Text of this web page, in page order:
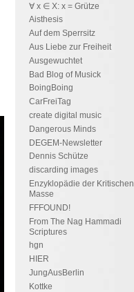
∀ x ∈ X: x = Grütze
Aisthesis
Auf dem Sperrsitz
Aus Liebe zur Freiheit
Ausgewuchtet
Bad Blog of Musick
BoingBoing
CarFreiTag
create digital music
Dangerous Minds
DEGEM-Newsletter
Dennis Schütze
discarding images
Enzyklopädie der Kritischen
Masse
FFFOUND!
From The Nag Hammadi
Scriptures
hgn
HIER
JungAusBerlin
Kottke